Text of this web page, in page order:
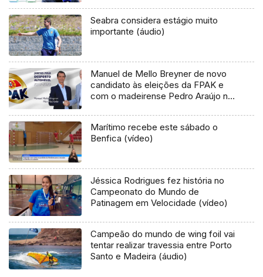
Seabra considera estágio muito
importante (áudio)
Manuel de Mello Breyner de novo
candidato às eleições da FPAK e
com o madeirense Pedro Araújo na
Marítimo recebe este sábado o
Benfica (vídeo)
Jéssica Rodrigues fez história no
Campeonato do Mundo de
Patinagem em Velocidade (vídeo)
Campeão do mundo de wing foil vai
tentar realizar travessia entre Porto
Santo e Madeira (áudio)